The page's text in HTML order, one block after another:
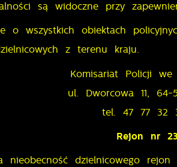
są widoczne przy
o wszystkich obiektach
z terenu kraju.
Komisariat Policji we
ul. Dworcowa 11, 64-
tel. 47 77 32
Rejon nr 23
dzielnicowego rejon